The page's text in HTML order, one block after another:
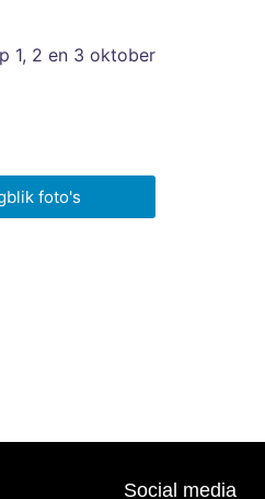
1, 2 en 3 oktober
foto's
Social media